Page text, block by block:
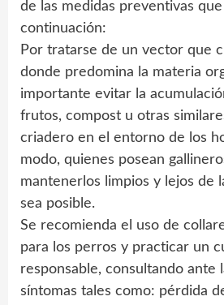
de las medidas preventivas
continuación:
Por tratarse de un vector que
donde predomina la materia
importante evitar la
frutos, compost u otras
criadero en el entorno de los
modo, quienes posean
mantenerlos limpios y lejos de
sea posible.
Se recomienda el uso de
para los perros y practicar un
responsable, consultando ante
síntomas tales como: pérdida